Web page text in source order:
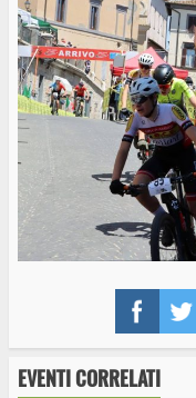
EVENTI CORRELATI